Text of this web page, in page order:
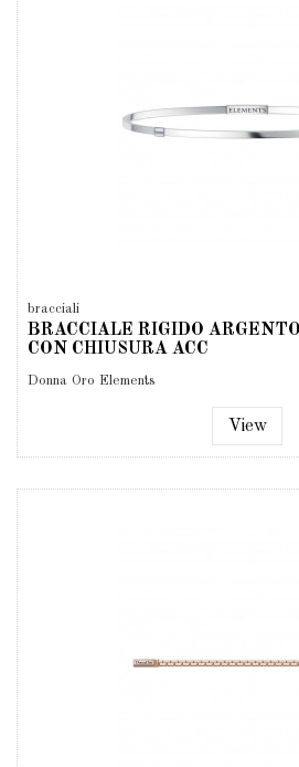
bracciali
BRACCIALE RIGIDO
CON CHIUSURA ACC
Donna Oro Elements
View